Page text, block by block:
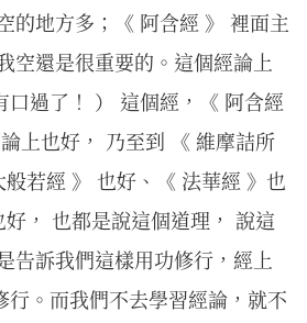
的地方多；《 阿含經 》 裡面主
空還是很重要的。這個經論上
口過了！ ） 這個經，《 阿含經
上也好， 乃至到 《 維摩詰所
若經 》 也好、《 法華經 》也
， 也都是說這個道理， 說這
告訴我們這樣用功修行，經上
行。而我們不去學習經論，就不